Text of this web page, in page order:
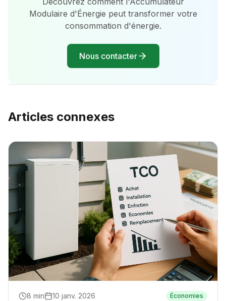
Modulaire d'Énergie peut transformer votre
consommation d'énergie.
Nous contacter
Articles connexes
8 min 10 janv. 2026 Économies